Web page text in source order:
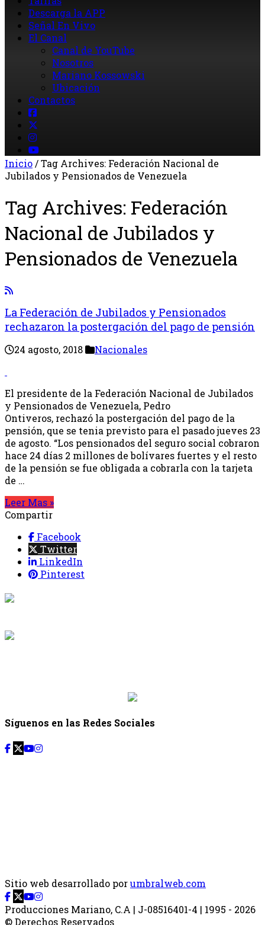
Descarga la APP
Señal En Vivo
El Canal
Canal de YouTube
Nosotros
Mariano Kossowski
Ubicación
Contactos
Inicio/Tag Archives: Federación Nacional de
Jubilados y Pensionados de Venezuela
Tag Archives: Federación
Nacional de Jubilados y
Pensionados de Venezuela
La Federación de Jubilados y Pensionados
rechazaron la postergación del pago de pensión
24 agosto, 2018 Nacionales
El presidente de la Federación Nacional de Jubilados
y Pensionados de Venezuela, Pedro
Ontiveros, rechazó la postergación del pago de la
pensión, que se tenia previsto para el pasado jueves 23
de agosto. “Los pensionados del seguro social cobraron
hace 24 días 2 millones de bolívares fuertes y el resto
de la pensión se fue obligada a cobrarla con la tarjeta
de …
Leer Mas »
Compartir
Facebook
Twitter
LinkedIn
Pinterest
Síguenos en las Redes Sociales
Sitio web desarrollado porumbralweb.com
Producciones Mariano, C.A | J-08516401-4 | 1995 - 2026
© Derechos Reservados